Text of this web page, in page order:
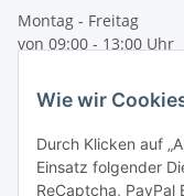
Montag - Freitag
von 09:00 - 13:00 Uhr
Tel: +49 (0) 5132
E-Mail:
Wie wir
Durch Klicken auf
Einsatz folgender
ReCaptcha, PayPal